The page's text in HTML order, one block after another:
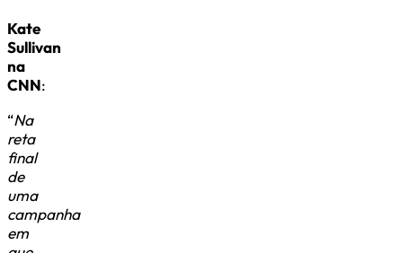
Kate
Sullivan
na
CNN:
“Na
reta
final
de
uma
campanha
em